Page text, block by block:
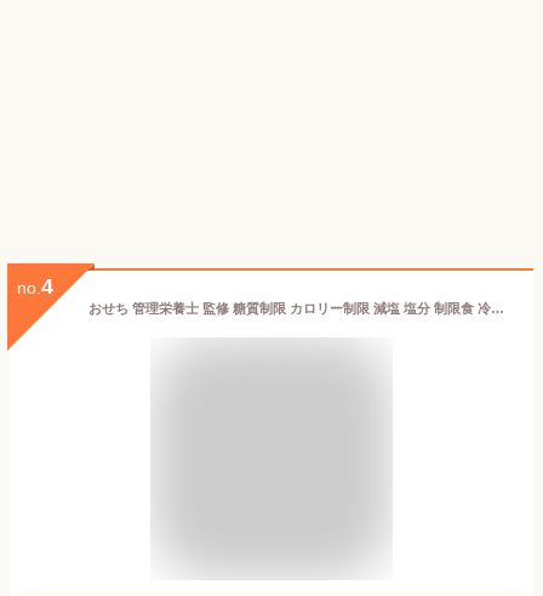
no. 4
おせち 管理栄養士 監修 糖質制限 カロリー制限 減塩 塩分 制限食 冷凍 1人前 2日分 14品目 糖質 カロリー 塩分 糖尿病 血圧 送料無料 ウェルネスダイニング